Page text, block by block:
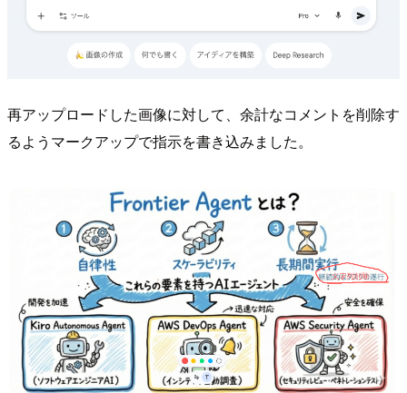
再アップロードした画像に対して、余計なコメントを削除す
るようマークアップで指示を書き込みました。